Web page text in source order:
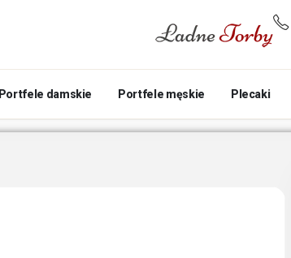
Portfele damskie Portfele męskie Plecaki